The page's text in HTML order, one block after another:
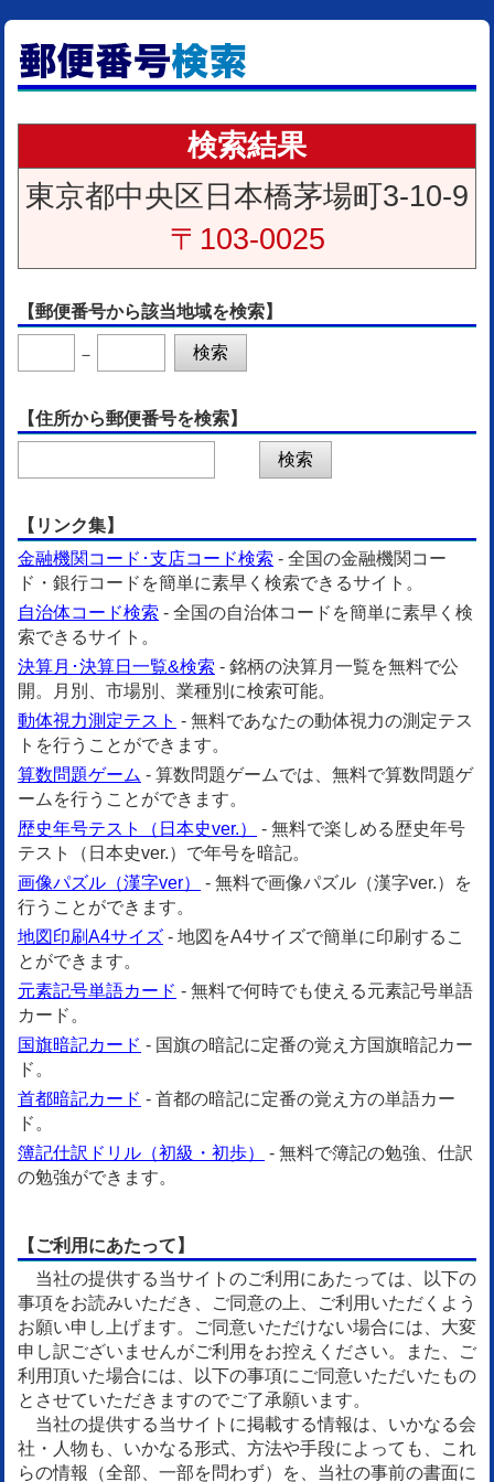
検索結果
東京都中央区日本橋茅場町3-10-9
〒103-0025
【郵便番号から該当地域を検索】
－
【住所から郵便番号を検索】
【リンク集】
金融機関コード･支店コード検索 - 全国の金融機関コー
ド・銀行コードを簡単に素早く検索できるサイト。
自治体コード検索 - 全国の自治体コードを簡単に素早く検
索できるサイト。
決算月･決算日一覧&検索 - 銘柄の決算月一覧を無料で公
開。月別、市場別、業種別に検索可能。
動体視力測定テスト - 無料であなたの動体視力の測定テス
トを行うことができます。
算数問題ゲーム - 算数問題ゲームでは、無料で算数問題ゲ
ームを行うことができます。
歴史年号テスト（日本史ver.）
- 無料で楽しめる歴史年号
テスト（日本史ver.）で年号を暗記。
画像パズル（漢字ver）
- 無料で画像パズル（漢字ver.）を
行うことができます。
地図印刷A4サイズ - 地図をA4サイズで簡単に印刷するこ
とができます。
元素記号単語カード - 無料で何時でも使える元素記号単語
カード。
国旗暗記カード - 国旗の暗記に定番の覚え方国旗暗記カー
ド。
首都暗記カード - 首都の暗記に定番の覚え方の単語カー
ド。
簿記仕訳ドリル（初級・初歩）
- 無料で簿記の勉強、仕訳
の勉強ができます。
【ご利用にあたって】
当社の提供する当サイトのご利用にあたっては、以下の
事項をお読みいただき、ご同意の上、ご利用いただくよう
お願い申し上げます。ご同意いただけない場合には、大変
申し訳ございませんがご利用をお控えください。また、ご
利用頂いた場合には、以下の事項にご同意いただいたもの
とさせていただきますのでご了承願います。
当社の提供する当サイトに掲載する情報は、いかなる会
社・人物も、いかなる形式、方法や手段によっても、これ
らの情報（全部、一部を問わず）を、当社の事前の書面に